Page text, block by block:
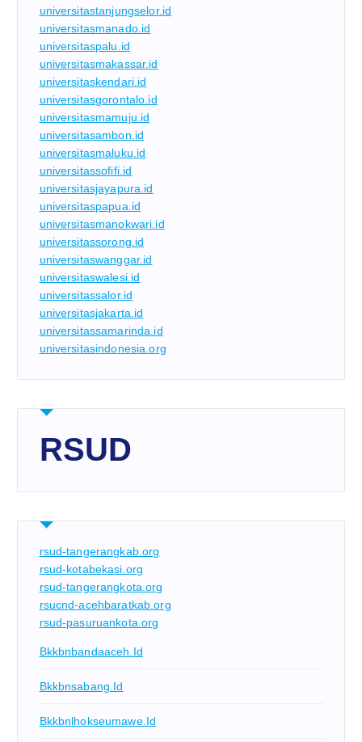
universitastanjungselor.id
universitasmanado.id
universitaspalu.id
universitasmakassar.id
universitaskendari.id
universitasgorontalo.id
universitasmamuju.id
universitasambon.id
universitasmaluku.id
universitassofifi.id
universitasjayapura.id
universitaspapua.id
universitasmanokwari.id
universitassorong.id
universitaswanggar.id
universitaswalesi.id
universitassalor.id
universitasjakarta.id
universitassamarinda.id
universitasindonesia.org
RSUD
rsud-tangerangkab.org
rsud-kotabekasi.org
rsud-tangerangkota.org
rsucnd-acehbaratkab.org
rsud-pasuruankota.org
Bkkbnbandaaceh.id
Bkkbnsabang.id
Bkkbnlhokseumawe.id